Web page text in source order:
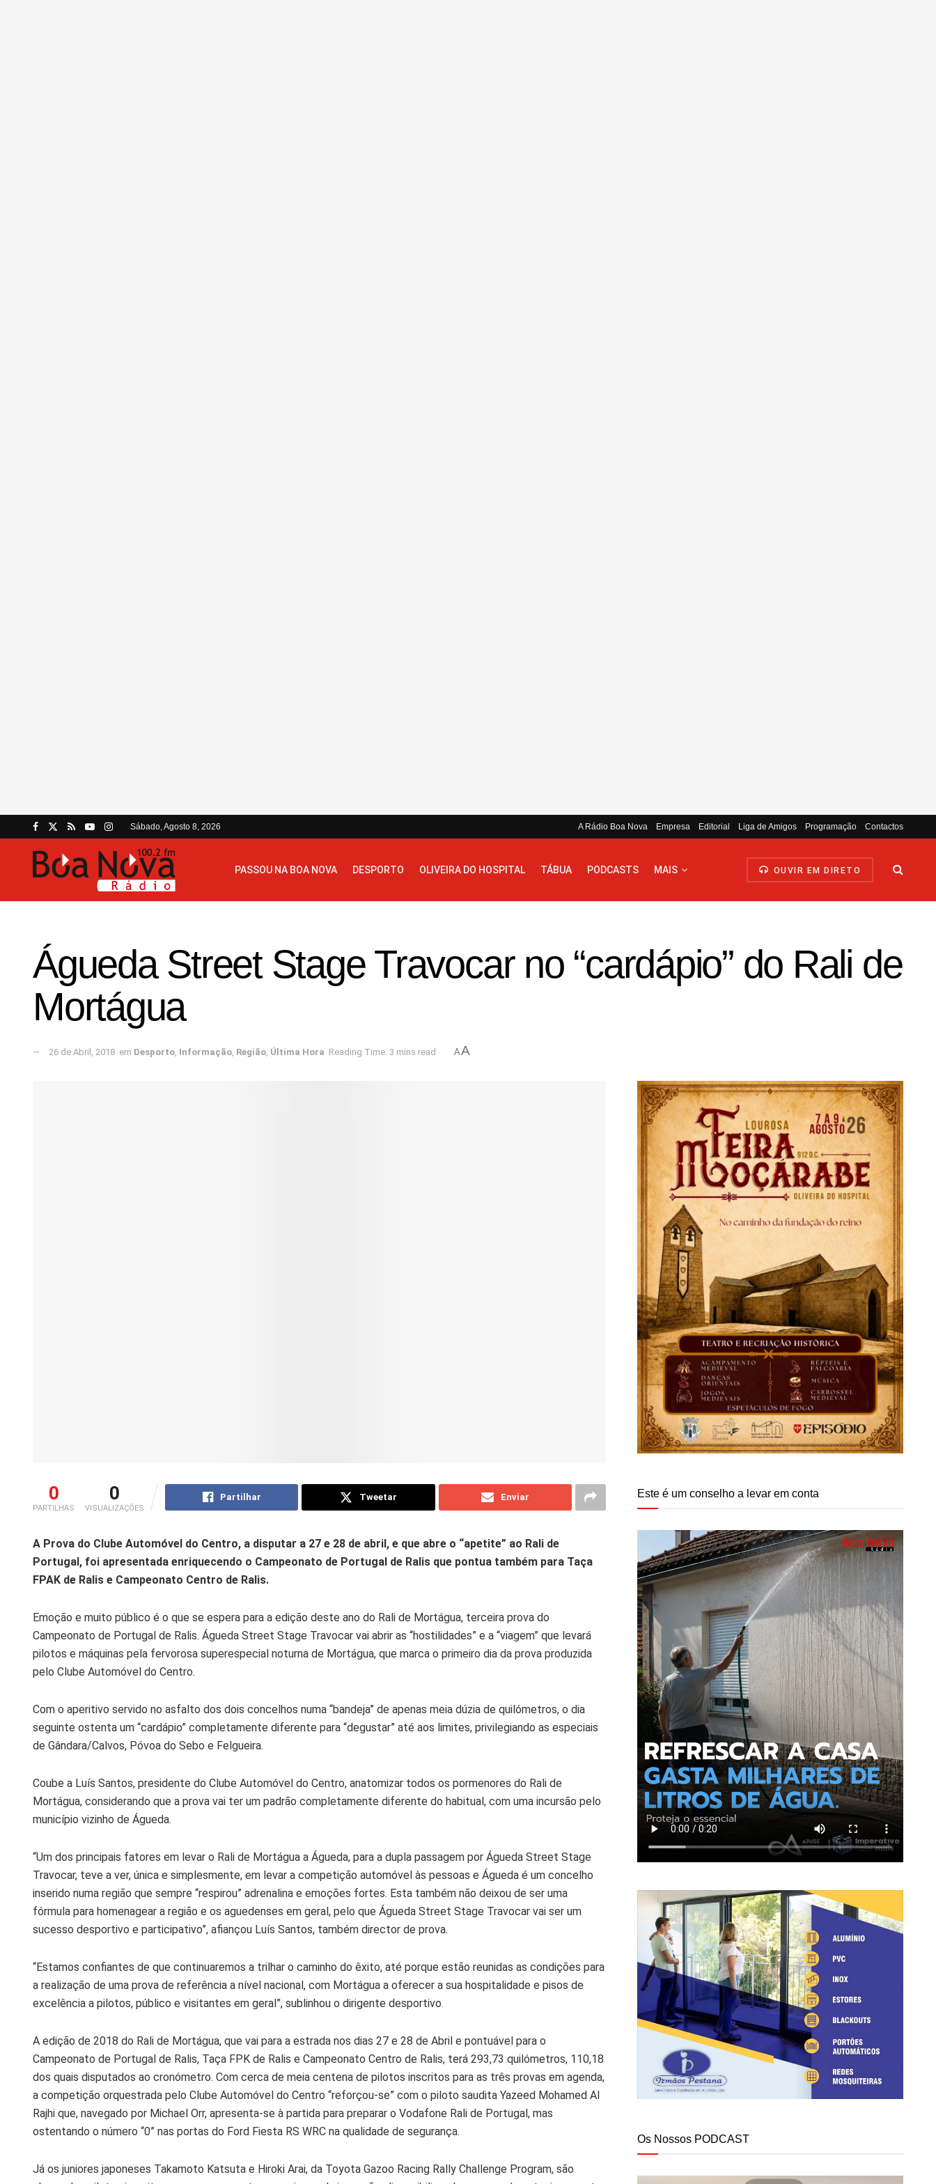
Sábado, Agosto 8, 2026 A Rádio Boa Nova Empresa Editorial Liga de Amigos Programação Contactos
PASSOU NA BOA NOVA DESPORTO OLIVEIRA DO HOSPITAL TÁBUA PODCASTS MAIS OUVIR EM DIRETO
Águeda Street Stage Travocar no “cardápio” do Rali de
Mortágua
26 de Abril, 2018 em Desporto, Informação, Região, Última Hora Reading Time: 3 mins read AA
0
PARTILHAS
0
VISUALIZAÇÕES
Partilhar Tweetar Enviar
A Prova do Clube Automóvel do Centro, a disputar a 27 e 28 de abril, e que abre o “apetite” ao Rali de
Portugal, foi apresentada enriquecendo o Campeonato de Portugal de Ralis que pontua também para Taça
FPAK de Ralis e Campeonato Centro de Ralis.
Emoção e muito público é o que se espera para a edição deste ano do Rali de Mortágua, terceira prova do
Campeonato de Portugal de Ralis. Águeda Street Stage Travocar vai abrir as “hostilidades” e a “viagem” que levará
pilotos e máquinas pela fervorosa superespecial noturna de Mortágua, que marca o primeiro dia da prova produzida
pelo Clube Automóvel do Centro.
Com o aperitivo servido no asfalto dos dois concelhos numa “bandeja” de apenas meia dúzia de quilómetros, o dia
seguinte ostenta um “cardápio” completamente diferente para “degustar” até aos limites, privilegiando as especiais
de Gândara/Calvos, Póvoa do Sebo e Felgueira.
Coube a Luís Santos, presidente do Clube Automóvel do Centro, anatomizar todos os pormenores do Rali de
Mortágua, considerando que a prova vai ter um padrão completamente diferente do habitual, com uma incursão pelo
município vizinho de Águeda.
“Um dos principais fatores em levar o Rali de Mortágua a Águeda, para a dupla passagem por Águeda Street Stage
Travocar, teve a ver, única e simplesmente, em levar a competição automóvel às pessoas e Águeda é um concelho
inserido numa região que sempre “respirou” adrenalina e emoções fortes. Esta também não deixou de ser uma
fórmula para homenagear a região e os aguedenses em geral, pelo que Águeda Street Stage Travocar vai ser um
sucesso desportivo e participativo”, afiançou Luís Santos, também director de prova.
“Estamos confiantes de que continuaremos a trilhar o caminho do êxito, até porque estão reunidas as condições para
a realização de uma prova de referência a nível nacional, com Mortágua a oferecer a sua hospitalidade e pisos de
excelência a pilotos, público e visitantes em geral”, sublinhou o dirigente desportivo.
A edição de 2018 do Rali de Mortágua, que vai para a estrada nos dias 27 e 28 de Abril e pontuável para o
Campeonato de Portugal de Ralis, Taça FPK de Ralis e Campeonato Centro de Ralis, terá 293,73 quilómetros, 110,18
dos quais disputados ao cronómetro. Com cerca de meia centena de pilotos inscritos para as três provas em agenda,
a competição orquestrada pelo Clube Automóvel do Centro “reforçou-se” com o piloto saudita Yazeed Mohamed Al
Rajhi que, navegado por Michael Orr, apresenta-se à partida para preparar o Vodafone Rali de Portugal, mas
ostentando o número “0” nas portas do Ford Fiesta RS WRC na qualidade de segurança.
Já os juniores japoneses Takamoto Katsuta e Hiroki Arai, da Toyota Gazoo Racing Rally Challenge Program, são
Este é um conselho a levar em conta
Os Nossos PODCAST